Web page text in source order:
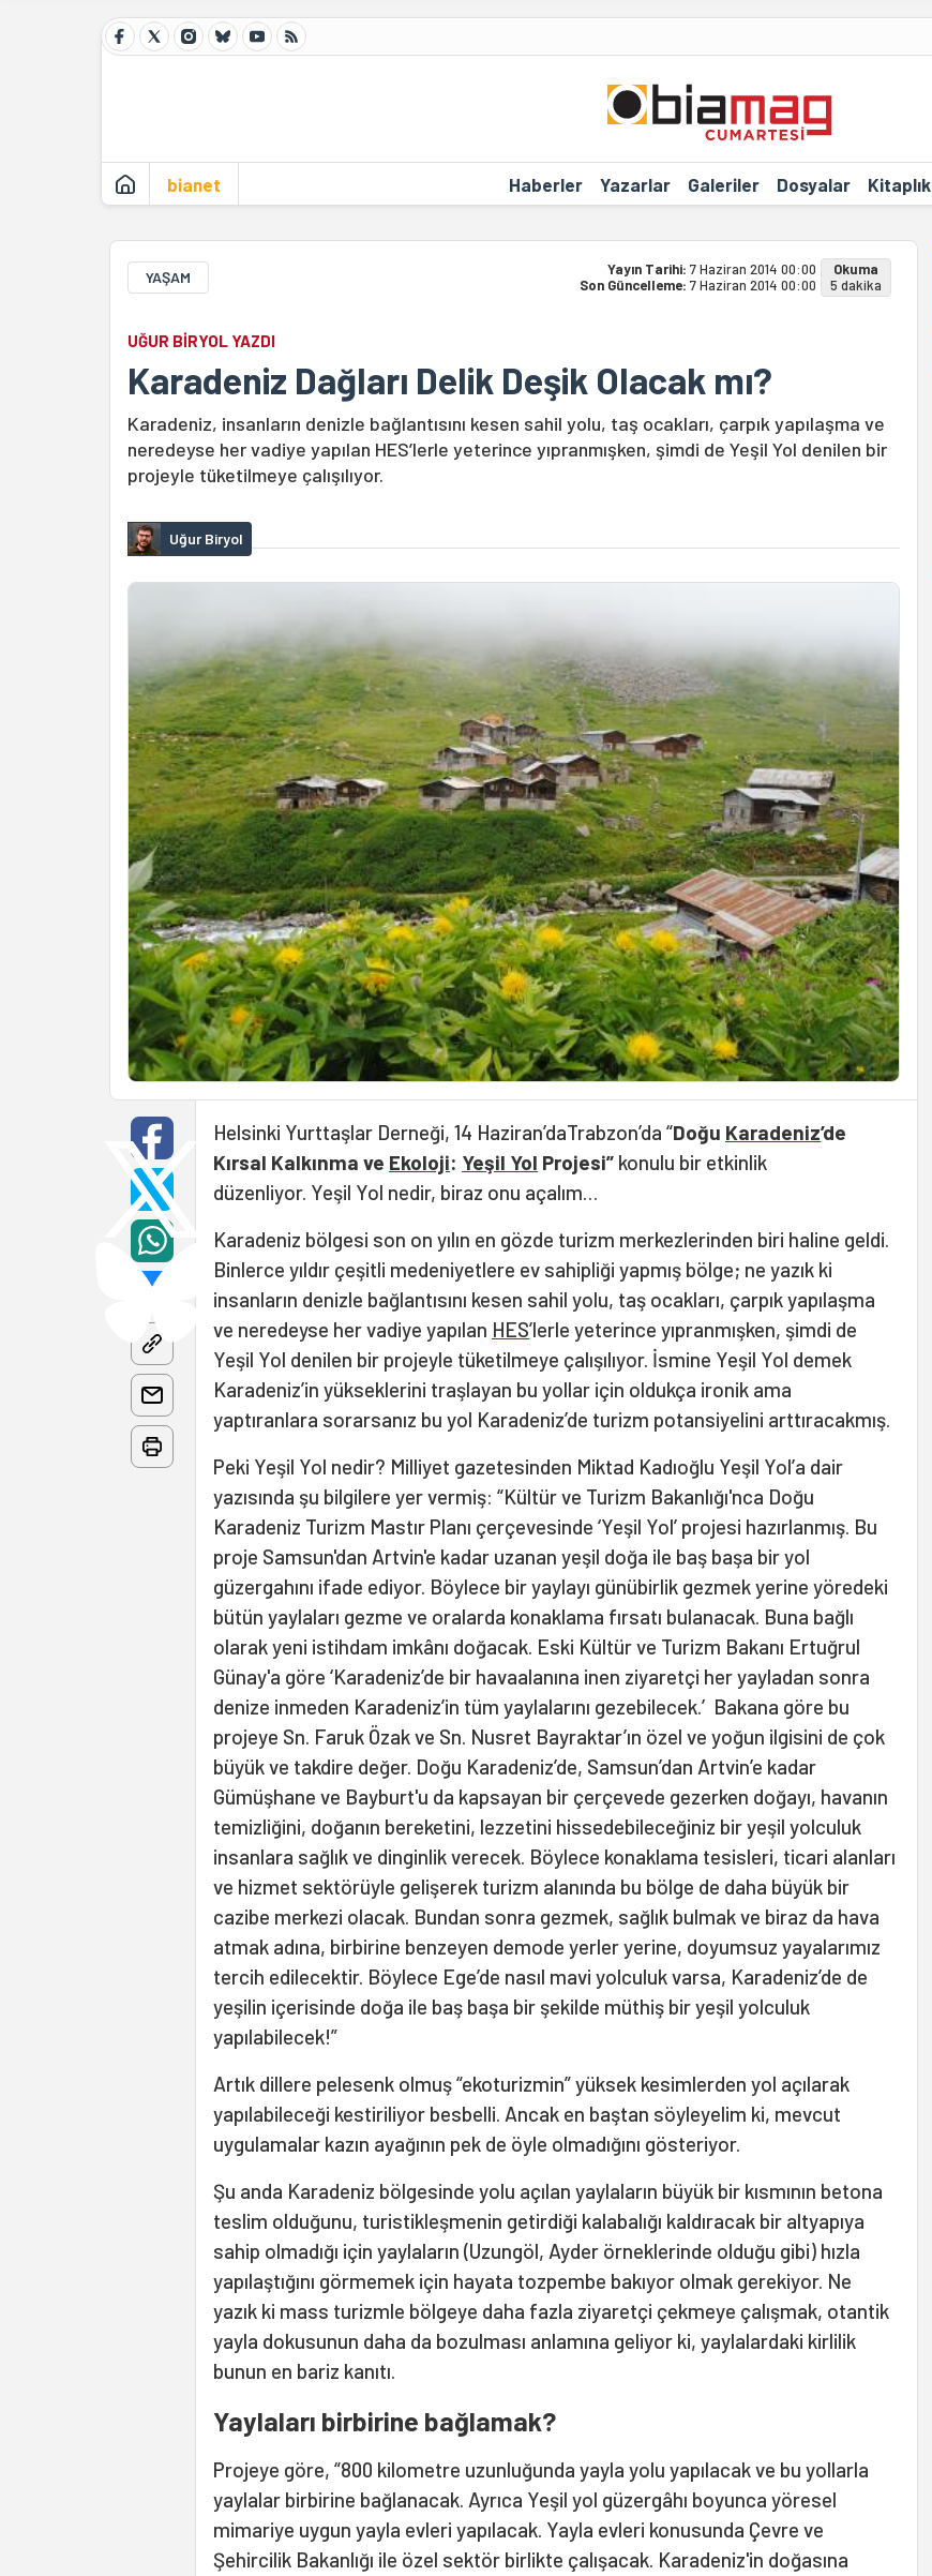
bianet Haberler Yazarlar Galeriler Dosyalar Kitaplık
YAŞAM Yayın Tarihi: 7 Haziran 2014 00:00
Son Güncelleme: 7 Haziran 2014 00:00
Okuma
5 dakika
UĞUR BİRYOL YAZDI
Karadeniz Dağları Delik Deşik Olacak mı?
Karadeniz, insanların denizle bağlantısını kesen sahil yolu, taş ocakları, çarpık yapılaşma ve
neredeyse her vadiye yapılan HES’lerle yeterince yıpranmışken, şimdi de Yeşil Yol denilen bir
projeyle tüketilmeye çalışılıyor.
Uğur Biryol
Helsinki Yurttaşlar Derneği, 14 Haziran’daTrabzon’da “Doğu Karadeniz’de
Kırsal Kalkınma ve Ekoloji: Yeşil Yol Projesi” konulu bir etkinlik
düzenliyor. Yeşil Yol nedir, biraz onu açalım…
Karadeniz bölgesi son on yılın en gözde turizm merkezlerinden biri haline geldi.
Binlerce yıldır çeşitli medeniyetlere ev sahipliği yapmış bölge; ne yazık ki
insanların denizle bağlantısını kesen sahil yolu, taş ocakları, çarpık yapılaşma
ve neredeyse her vadiye yapılan HES’lerle yeterince yıpranmışken, şimdi de
Yeşil Yol denilen bir projeyle tüketilmeye çalışılıyor. İsmine Yeşil Yol demek
Karadeniz’in yükseklerini traşlayan bu yollar için oldukça ironik ama
yaptıranlara sorarsanız bu yol Karadeniz’de turizm potansiyelini arttıracakmış.
Peki Yeşil Yol nedir? Milliyet gazetesinden Miktad Kadıoğlu Yeşil Yol’a dair
yazısında şu bilgilere yer vermiş: “Kültür ve Turizm Bakanlığı'nca Doğu
Karadeniz Turizm Mastır Planı çerçevesinde ‘Yeşil Yol’ projesi hazırlanmış. Bu
proje Samsun'dan Artvin'e kadar uzanan yeşil doğa ile baş başa bir yol
güzergahını ifade ediyor. Böylece bir yaylayı günübirlik gezmek yerine yöredeki
bütün yaylaları gezme ve oralarda konaklama fırsatı bulanacak. Buna bağlı
olarak yeni istihdam imkânı doğacak. Eski Kültür ve Turizm Bakanı Ertuğrul
Günay'a göre ‘Karadeniz’de bir havaalanına inen ziyaretçi her yayladan sonra
denize inmeden Karadeniz’in tüm yaylalarını gezebilecek.’ Bakana göre bu
projeye Sn. Faruk Özak ve Sn. Nusret Bayraktar’ın özel ve yoğun ilgisini de çok
büyük ve takdire değer. Doğu Karadeniz’de, Samsun’dan Artvin’e kadar
Gümüşhane ve Bayburt'u da kapsayan bir çerçevede gezerken doğayı, havanın
temizliğini, doğanın bereketini, lezzetini hissedebileceğiniz bir yeşil yolculuk
insanlara sağlık ve dinginlik verecek. Böylece konaklama tesisleri, ticari alanları
ve hizmet sektörüyle gelişerek turizm alanında bu bölge de daha büyük bir
cazibe merkezi olacak. Bundan sonra gezmek, sağlık bulmak ve biraz da hava
atmak adına, birbirine benzeyen demode yerler yerine, doyumsuz yayalarımız
tercih edilecektir. Böylece Ege’de nasıl mavi yolculuk varsa, Karadeniz’de de
yeşilin içerisinde doğa ile baş başa bir şekilde müthiş bir yeşil yolculuk
yapılabilecek!”
Artık dillere pelesenk olmuş “ekoturizmin” yüksek kesimlerden yol açılarak
yapılabileceği kestiriliyor besbelli. Ancak en baştan söyleyelim ki, mevcut
uygulamalar kazın ayağının pek de öyle olmadığını gösteriyor.
Şu anda Karadeniz bölgesinde yolu açılan yaylaların büyük bir kısmının betona
teslim olduğunu, turistikleşmenin getirdiği kalabalığı kaldıracak bir altyapıya
sahip olmadığı için yaylaların (Uzungöl, Ayder örneklerinde olduğu gibi) hızla
yapılaştığını görmemek için hayata tozpembe bakıyor olmak gerekiyor. Ne
yazık ki mass turizmle bölgeye daha fazla ziyaretçi çekmeye çalışmak, otantik
yayla dokusunun daha da bozulması anlamına geliyor ki, yaylalardaki kirlilik
bunun en bariz kanıtı.
Yaylaları birbirine bağlamak?
Projeye göre, “800 kilometre uzunluğunda yayla yolu yapılacak ve bu yollarla
yaylalar birbirine bağlanacak. Ayrıca Yeşil yol güzergâhı boyunca yöresel
mimariye uygun yayla evleri yapılacak. Yayla evleri konusunda Çevre ve
Şehircilik Bakanlığı ile özel sektör birlikte çalışacak. Karadeniz'in doğasına